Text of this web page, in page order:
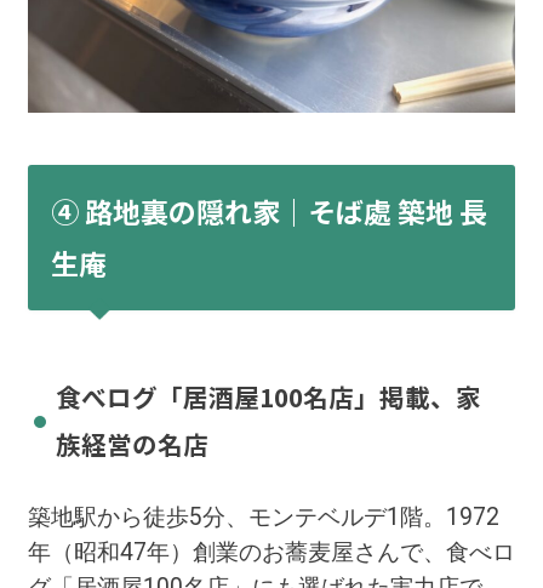
④ 路地裏の隠れ家｜そば處 築地 長
生庵
食べログ「居酒屋100名店」掲載、家
族経営の名店
築地駅から徒歩5分、モンテベルデ1階。1972
年（昭和47年）創業のお蕎麦屋さんで、食べロ